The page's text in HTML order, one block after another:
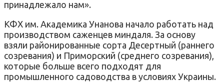
принадлежало нам».
КФХ им. Академика Унанова начало работать над
производством саженцев миндаля. За основу
взяли районированные сорта Десертный (раннего
созревания) и Приморский (среднего созревания),
которые больше всего подходят для
промышленного садоводства в условиях Украины.